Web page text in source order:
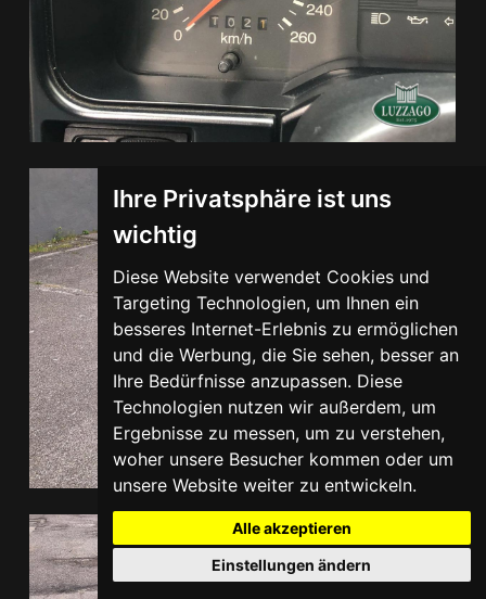
Ihre Privatsphäre ist uns
wichtig
Diese Website verwendet Cookies und
Targeting Technologien, um Ihnen ein
besseres Internet-Erlebnis zu ermöglichen
und die Werbung, die Sie sehen, besser an
Ihre Bedürfnisse anzupassen. Diese
Technologien nutzen wir außerdem, um
Ergebnisse zu messen, um zu verstehen,
woher unsere Besucher kommen oder um
unsere Website weiter zu entwickeln.
Alle akzeptieren
Einstellungen ändern